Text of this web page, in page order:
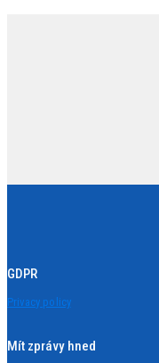
GDPR
Privacy policy
Mít zprávy hned